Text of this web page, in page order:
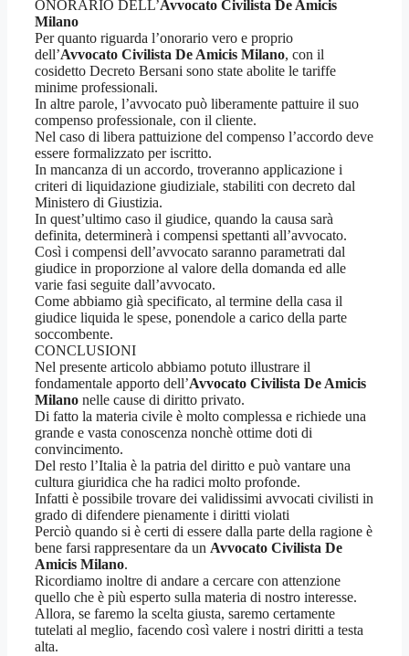
ONORARIO DELL’Avvocato Civilista De Amicis
Milano
Per quanto riguarda l’onorario vero e proprio
dell’Avvocato Civilista De Amicis Milano, con il
cosidetto Decreto Bersani sono state abolite le tariffe
minime professionali.
In altre parole, l’avvocato può liberamente pattuire il suo
compenso professionale, con il cliente.
Nel caso di libera pattuizione del compenso l’accordo deve
essere formalizzato per iscritto.
In mancanza di un accordo, troveranno applicazione i
criteri di liquidazione giudiziale, stabiliti con decreto dal
Ministero di Giustizia.
In quest’ultimo caso il giudice, quando la causa sarà
definita, determinerà i compensi spettanti all’avvocato.
Così i compensi dell’avvocato saranno parametrati dal
giudice in proporzione al valore della domanda ed alle
varie fasi seguite dall’avvocato.
Come abbiamo già specificato, al termine della casa il
giudice liquida le spese, ponendole a carico della parte
soccombente.
CONCLUSIONI
Nel presente articolo abbiamo potuto illustrare il
fondamentale apporto dell’Avvocato Civilista De Amicis
Milano nelle cause di diritto privato.
Di fatto la materia civile è molto complessa e richiede una
grande e vasta conoscenza nonchè ottime doti di
convincimento.
Del resto l’Italia è la patria del diritto e può vantare una
cultura giuridica che ha radici molto profonde.
Infatti è possibile trovare dei validissimi avvocati civilisti in
grado di difendere pienamente i diritti violati
Perciò quando si è certi di essere dalla parte della ragione è
bene farsi rappresentare da un Avvocato Civilista De
Amicis Milano.
Ricordiamo inoltre di andare a cercare con attenzione
quello che è più esperto sulla materia di nostro interesse.
Allora, se faremo la scelta giusta, saremo certamente
tutelati al meglio, facendo così valere i nostri diritti a testa
alta.